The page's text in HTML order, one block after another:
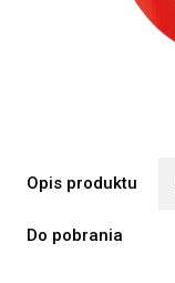
Opis produktu
Do pobrania